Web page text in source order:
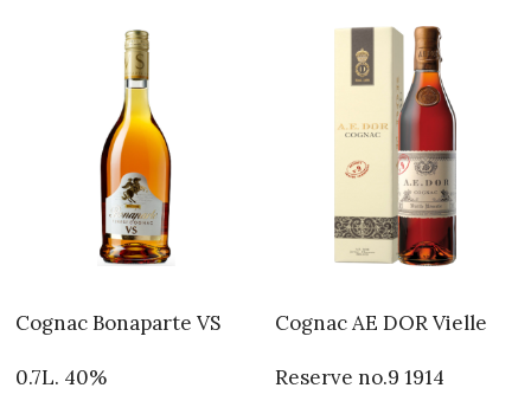
Cognac Bonaparte VS
0.7L. 40%
Cognac AE DOR Vielle
Reserve no.9 1914